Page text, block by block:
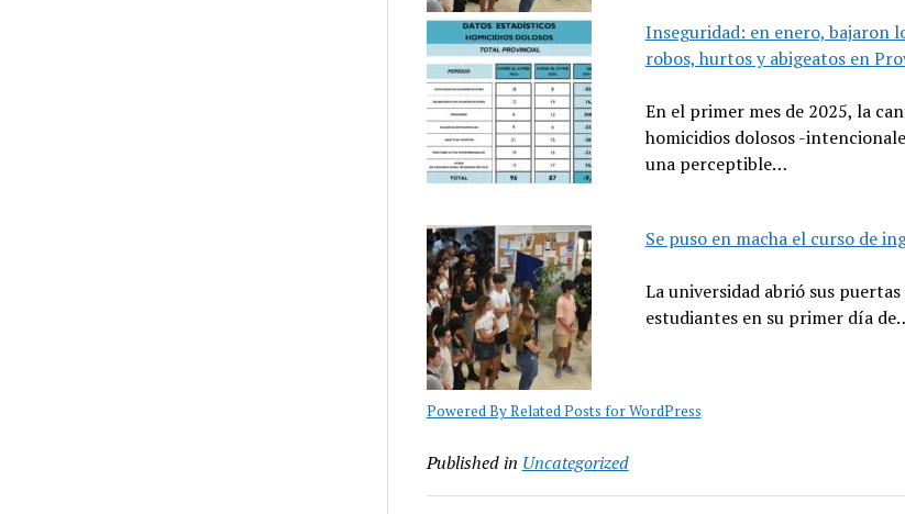
Inseguridad: en enero, bajaron
robos, hurtos y abigeatos en
En el primer mes de 2025, la
homicidios dolosos -
una perceptible…
Se puso en macha el curso de
La universidad abrió sus
estudiantes en su primer día
Powered By Related Posts for WordPress
Published in Uncategorized